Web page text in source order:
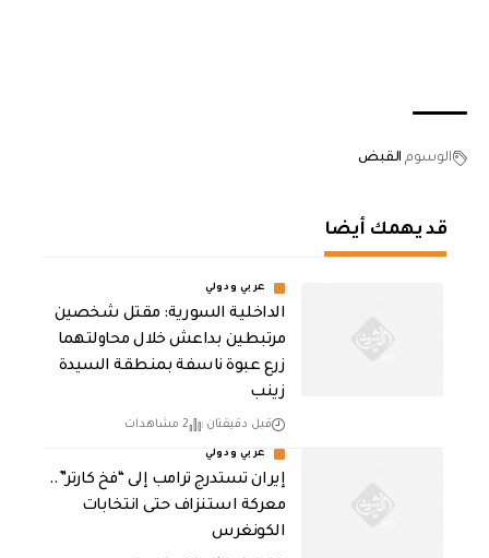
الوسوم القبض
قد يهمك أيضا
عربي ودولي
الداخلية السورية: مقتل شخصين
مرتبطين بداعش خلال محاولتهما
زرع عبوة ناسفة بمنطقة السيدة
زينب
قبل دقيقتان 2 مشاهدات
عربي ودولي
إيران تستدرج ترامب إلى “فخ كارتر”..
معركة استنزاف حتى انتخابات
الكونغرس